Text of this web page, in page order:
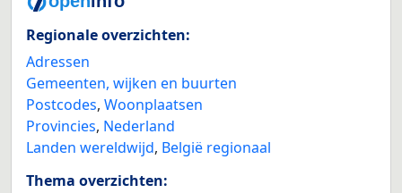
Regionale overzichten:
Adressen
Gemeenten, wijken en buurten
Postcodes, Woonplaatsen
Provincies, Nederland
Landen wereldwijd, België regionaal
Thema overzichten: